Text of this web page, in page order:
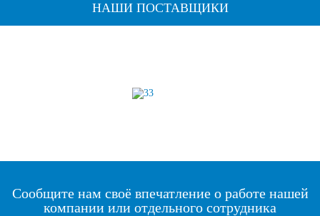
НАШИ ПОСТАВЩИКИ
Сообщите нам своё впечатление о работе нашей
компании или отдельного сотрудника